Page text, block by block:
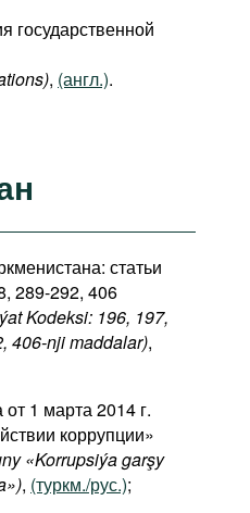
государственной
, (англ.).
статьи
289-292, 406
Kodeksi: 196, 197,
406-nji maddalar),
1 марта 2014 г.
коррупции»
«Korrupsiýa garşy
, (туркм./рус.);